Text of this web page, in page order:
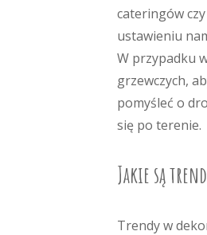
cateringów
ustawieniu
W przypadku
grzewczych,
pomyśleć o
się po terenie.
Jakie są
Trendy w